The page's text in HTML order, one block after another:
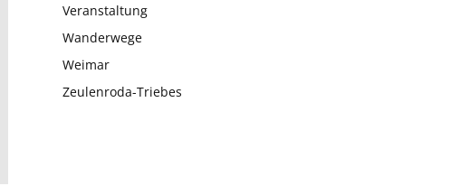
Veranstaltung
Wanderwege
Weimar
Zeulenroda-Triebes